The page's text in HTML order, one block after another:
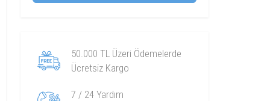
50.000 TL Üzeri Ödemelerde
Ücretsiz Kargo
7 / 24 Yardım